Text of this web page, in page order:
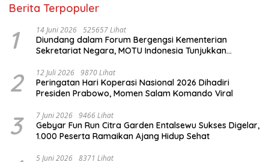
Berita Terpopuler
1 14 Juni 2026 525657 Lihat
Diundang dalam Forum Bergengsi Kementerian
Sekretariat Negara, MOTU Indonesia Tunjukkan
2 12 Juli 2026 9870 Lihat
Peringatan Hari Koperasi Nasional 2026 Dihadiri
Presiden Prabowo, Momen Salam Komando Viral
3 7 Juni 2026 9466 Lihat
Gebyar Fun Run Citra Garden Entalsewu Sukses Digelar,
1.000 Peserta Ramaikan Ajang Hidup Sehat
5 Juni 2026 8371 Lihat